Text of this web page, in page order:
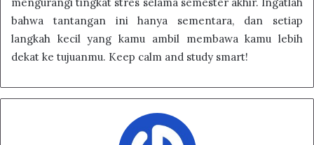
bahwa tantangan ini hanya sementara, dan setiap
langkah kecil yang kamu ambil membawa kamu lebih
dekat ke tujuanmu. Keep calm and study smart!